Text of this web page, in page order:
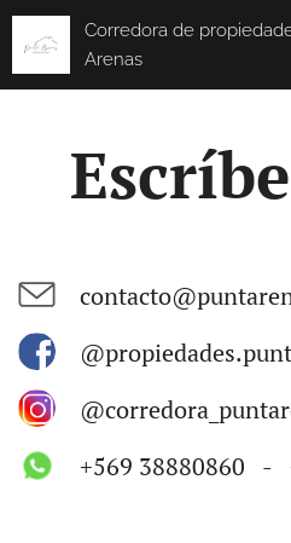
Corredora de
Arenas
+569 38880860 -